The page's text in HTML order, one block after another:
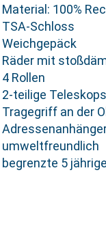
Material: 100%
TSA-Schloss
Weichgepäck
Räder mit
4 Rollen
2-teilige
Tragegriff an der
umweltfreundlich
begrenzte 5